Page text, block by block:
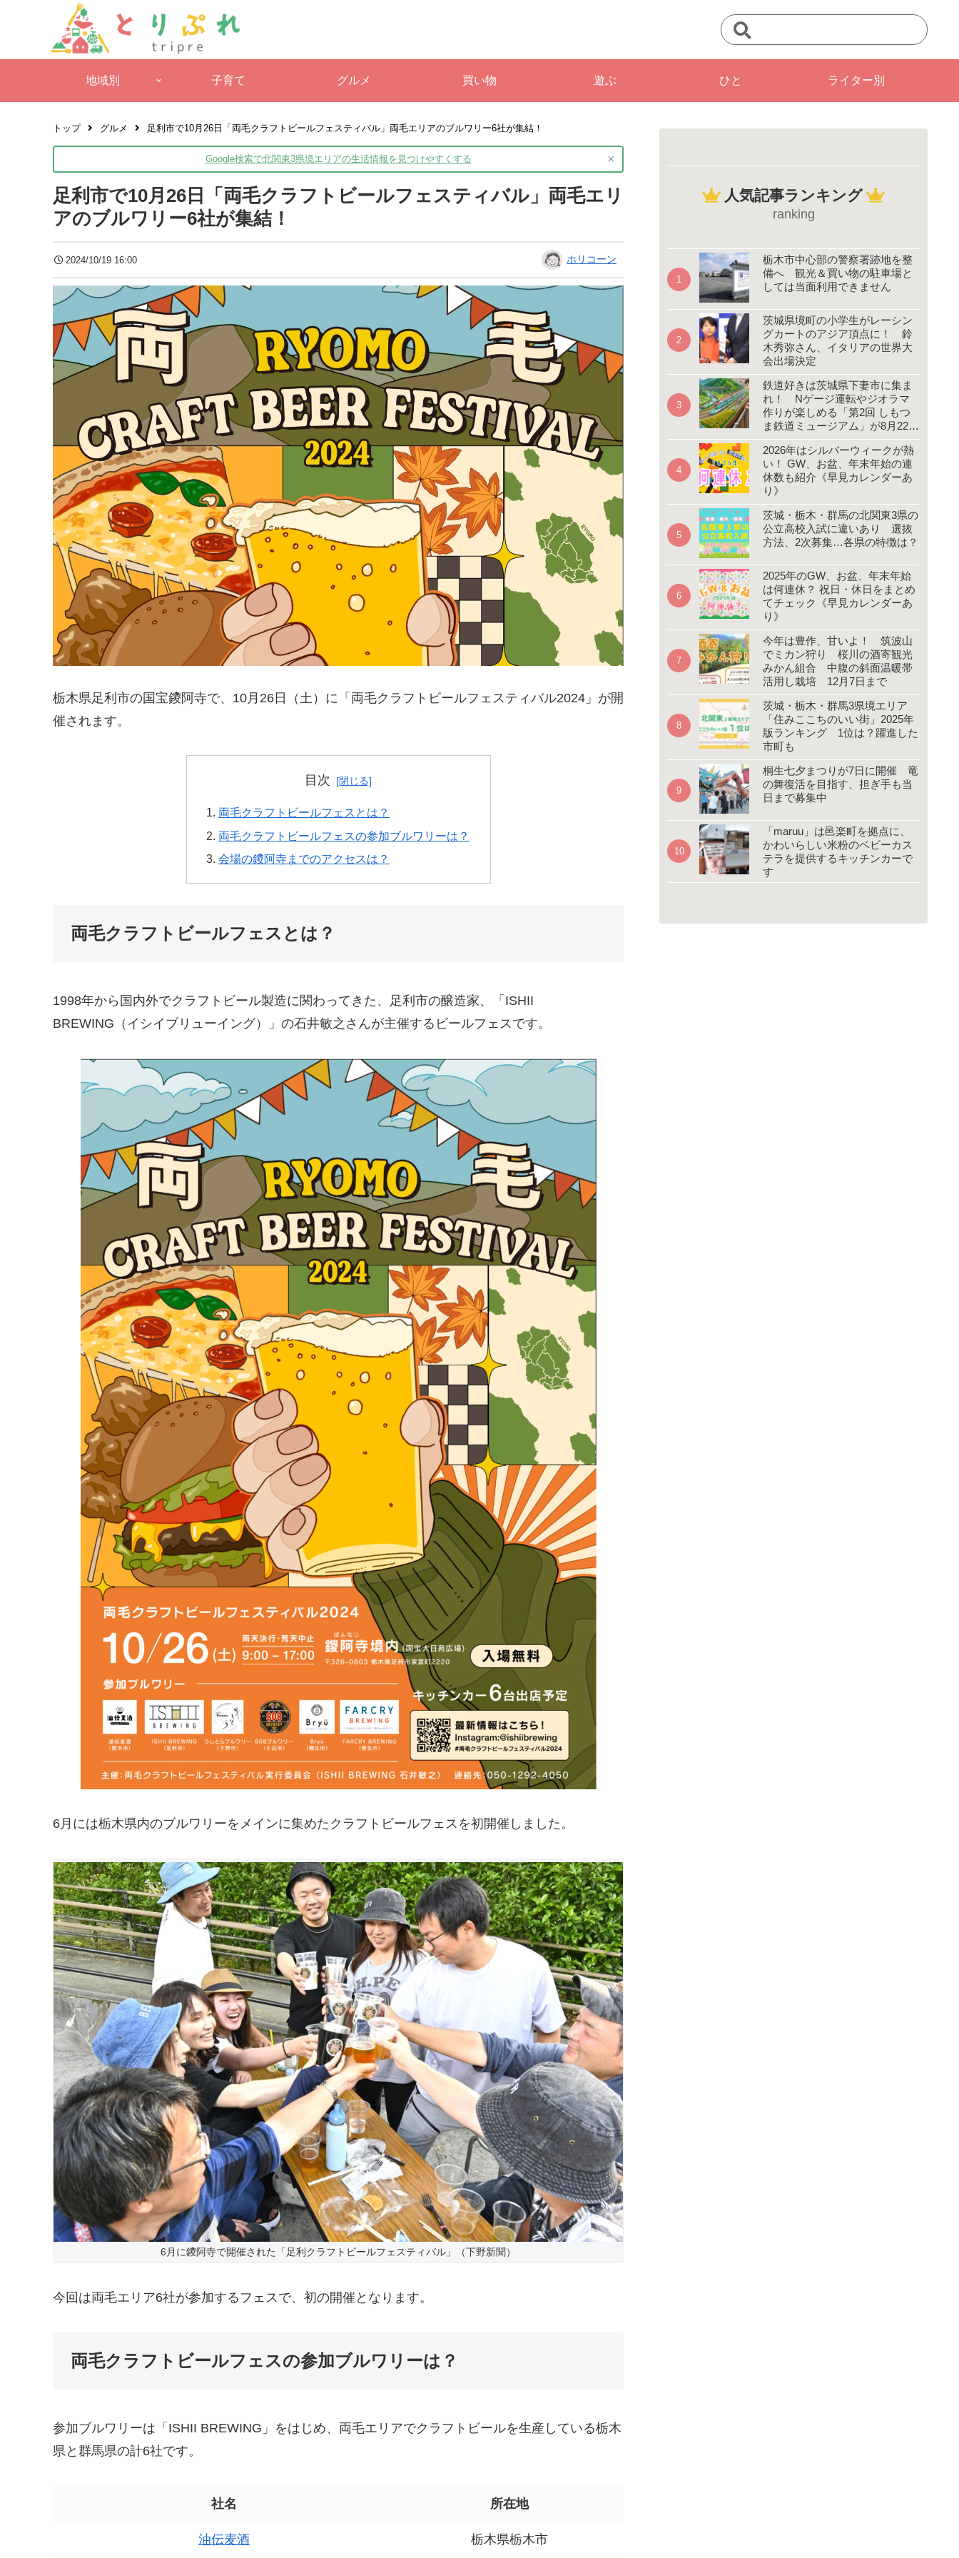
地域別 子育て グルメ 買い物 遊ぶ ひと ライター別
トップ グルメ 足利市で10月26日「両毛クラフトビールフェスティバル」両毛エリアのブルワリー6社が集結！
Google検索で北関東3県境エリアの生活情報を 見つけやすくする ×
足利市で10月26日「両毛クラフトビールフェスティバル」両毛エリ
アのブルワリー6社が集結！
2024/10/19 16:00 ホリコーン
栃木県足利市の国宝鑁阿寺で、10月26日（土）に「両毛クラフトビールフェスティバル2024」が開
催されます。
目次
両毛クラフトビールフェスとは？
両毛クラフトビールフェスの参加ブルワリーは？
会場の鑁阿寺までのアクセスは？
両毛クラフトビールフェスとは？
1998年から国内外でクラフトビール製造に関わってきた、足利市の醸造家、「ISHII
BREWING（イシイブリューイング）」の石井敏之さんが主催するビールフェスです。
6月には栃木県内のブルワリーをメインに集めたクラフトビールフェスを初開催しました。
6月に鑁阿寺で開催された「足利クラフトビールフェスティバル」（下野新聞）
今回は両毛エリア6社が参加するフェスで、初の開催となります。
両毛クラフトビールフェスの参加ブルワリーは？
参加ブルワリーは「ISHII BREWING」をはじめ、両毛エリアでクラフトビールを生産している栃木
県と群馬県の計6社です。
社名 所在地
油伝麦酒 栃木県栃木市
人気記事ランキング
ranking
栃木市中心部の警察署跡地を整
備へ 観光＆買い物の駐車場と
しては当面利用できません
茨城県境町の小学生がレーシン
グカートのアジア頂点に！ 鈴
木秀弥さん、イタリアの世界大
会出場決定
鉄道好きは茨城県下妻市に集ま
れ！ Nゲージ運転やジオラマ
作りが楽しめる「第2回 しもつ
ま鉄道ミュージアム」が8月22、
23日開催
2026年はシルバーウィークが熱
い！ GW、お盆、年末年始の連
休数も紹介《早見カレンダーあ
り》
茨城・栃木・群馬の北関東3県の
公立高校入試に違いあり 選抜
方法、2次募集…各県の特徴は？
2025年のGW、お盆、年末年始
は何連休？ 祝日・休日をまとめ
てチェック《早見カレンダーあ
り》
今年は豊作、甘いよ！ 筑波山
でミカン狩り 桜川の酒寄観光
みかん組合 中腹の斜面温暖帯
活用し栽培 12月7日まで
茨城・栃木・群馬3県境エリア
「住みここちのいい街」2025年
版ランキング 1位は？躍進した
市町も
桐生七夕まつりが7日に開催 竜
の舞復活を目指す、担ぎ手も当
日まで募集中
「maruu」は邑楽町を拠点に、
かわいらしい米粉のベビーカス
テラを提供するキッチンカーで
す